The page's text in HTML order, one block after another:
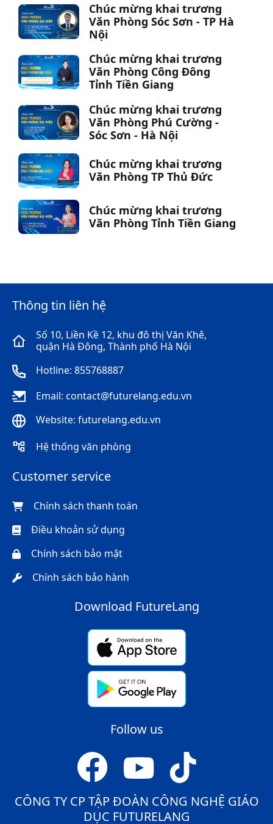
Chúc mừng khai trương
Văn Phòng Sóc Sơn - TP Hà
Nội
Chúc mừng khai trương
Văn Phòng Công Đông
Tỉnh Tiền Giang
Chúc mừng khai trương
Văn Phòng Phú Cường -
Sóc Sơn - Hà Nội
Chúc mừng khai trương
Văn Phòng TP Thủ Đức
Chúc mừng khai trương
Văn Phòng Tỉnh Tiền Giang
Thông tin liên hệ
Số 10, Liền Kề 12, khu đô thị Văn Khê,
quận Hà Đông, Thành phố Hà Nội
Hotline: 855768887
Email: contact@futurelang.edu.vn
Website: futurelang.edu.vn
Hệ thống văn phòng
Customer service
Chính sách thanh toán
Điều khoản sử dụng
Chính sách bảo mật
Chính sách bảo hành
Download FutureLang
Follow us
CÔNG TY CP TẬP ĐOÀN CÔNG NGHỆ GIÁO
DỤC FUTURELANG